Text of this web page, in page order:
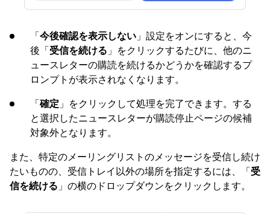
「今後確認を表示しない 」設定をオンにすると、今
後「受信を続ける 」をクリックするたびに、他のニ
ュースレターの購読を続けるかどうかを確認するプ
ロンプトが表示されなくなります。
「確定 」をクリックして処理を完了できます。する
と選択したニュースレターが購読停止ページの候補
対象外となります。
また、特定のメーリングリストのメッセージを受信し続け
たいものの、受信トレイ以外の場所を指定するには、「受
信を続ける 」の横のドロップダウンをクリックします。